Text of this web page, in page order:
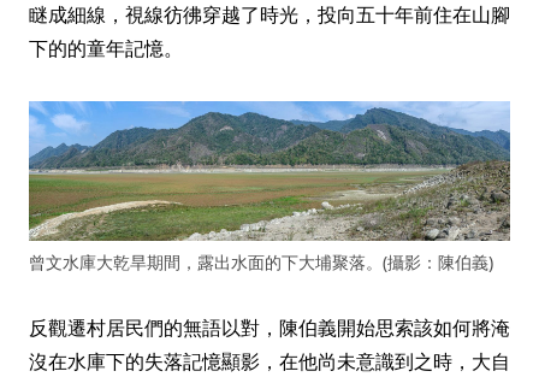
瞇成細線，視線彷彿穿越了時光，投向五十年前住在山腳
下的的童年記憶。
曾文水庫大乾旱期間，露出水面的下大埔聚落。(攝影：陳伯義)
反觀遷村居民們的無語以對，陳伯義開始思索該如何將淹
沒在水庫下的失落記憶顯影，在他尚未意識到之時，大自